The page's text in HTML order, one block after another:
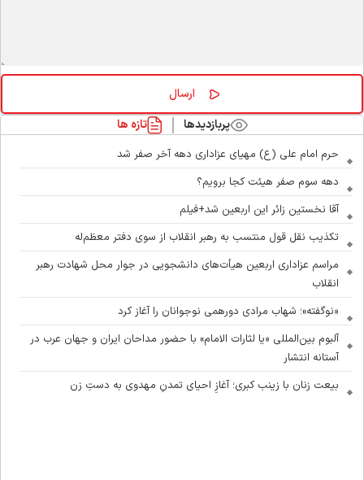
پربازدیدها تازه ها
حرم امام علی (ع) مهیای عزاداری دهه آخر صفر شد
دهه سوم صفر هیئت کجا برویم؟
آقا نخستین زائر این اربعین شد+فیلم
تکذیب نقل قول منتسب به رهبر انقلاب از سوی دفتر معظم‌له
مراسم عزاداری اربعین هیأت‌های دانشجویی در جوار محل شهادت رهبر
انقلاب
«نوگفته»؛ شهاب مرادی دورهمی نوجوانان را آغاز کرد
آلبوم بین‌المللی «یا لثارات الامام» با حضور مداحان ایران و جهان عرب در
آستانه انتشار
بیعت زنان با زینب کبری؛ آغازِ احیای تمدنِ مهدوی به دستِ زن